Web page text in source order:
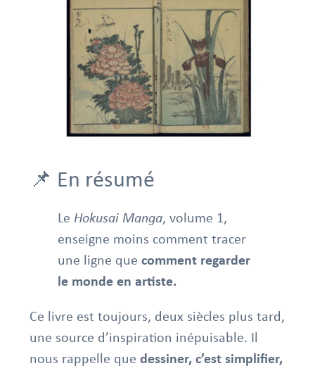
📌 En résumé
Le Hokusai Manga, volume 1,
enseigne moins comment tracer
une ligne quecomment regarder
le monde en artiste.
Ce livre est toujours, deux siècles plus tard,
une source d’inspiration inépuisable. Il
nous rappelle quedessiner, c’est simplifier,